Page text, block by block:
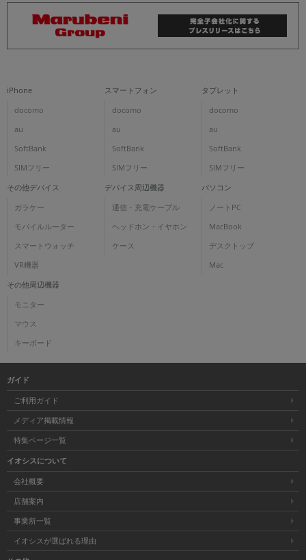
iPhone
docomo
au
SoftBank
SIMフリー
スマートフォン
docomo
au
SoftBank
SIMフリー
タブレット
docomo
au
SoftBank
SIMフリー
その他デバイス
ガラケー
モバイルルーター
スマートウォッチ
VR機器
デバイス周辺機器
通信・充電ケーブル
ヘッドホン・イヤホン
ケース
パソコン
ノートPC
MacBook
デスクトップ
Mac
その他周辺機器
モニター
マウス
キーボード
ガイド
ご利用ガイド
メディア掲載情報
特集ページ一覧
イオシスについて
会社概要
店舗案内
事業所一覧
イオシスが選ばれる理由